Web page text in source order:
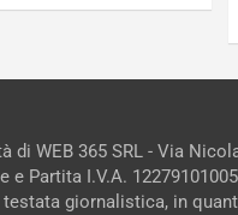
di WEB 365 SRL - Via
e Partita I.V.A. 12279101005
giornalistica, in